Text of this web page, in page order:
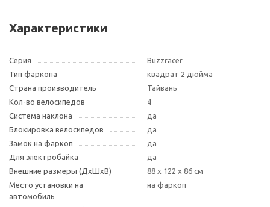
Характеристики
Серия
Buzzracer
Тип фаркопа
квадрат 2 дюйма
Страна производитель
Тайвань
Кол-во велосипедов
4
Система наклона
да
Блокировка велосипедов
да
Замок на фаркоп
да
Для электробайка
да
Внешние размеры (ДxШxВ)
88 x 122 x 86 см
Место установки на
автомобиль
на фаркоп